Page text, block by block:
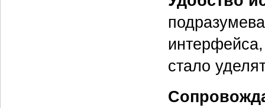
интерфейса,
стало